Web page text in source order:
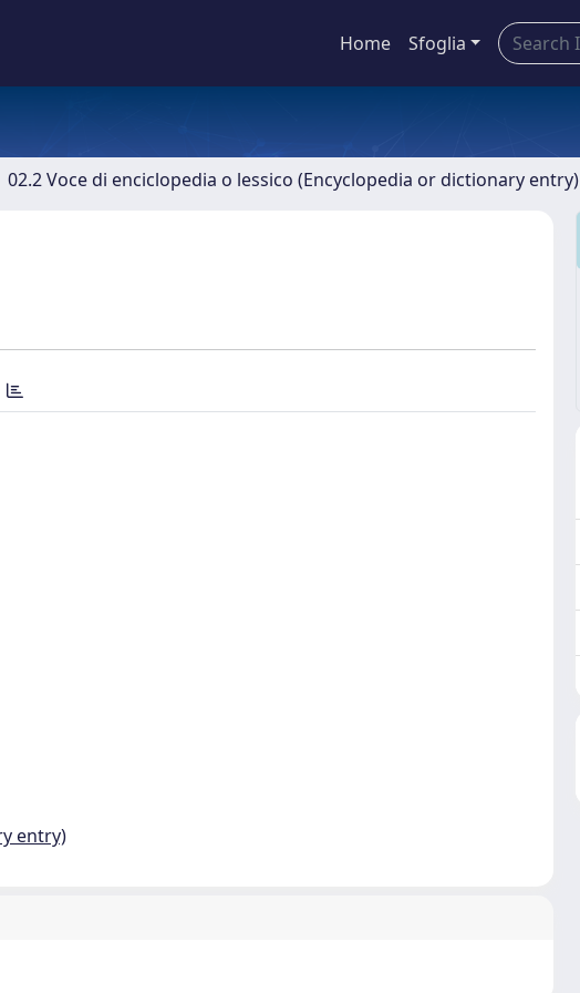
Home Sfoglia
02.2 Voce di enciclopedia o lessico (Encyclopedia or dictionary entry)
entry)